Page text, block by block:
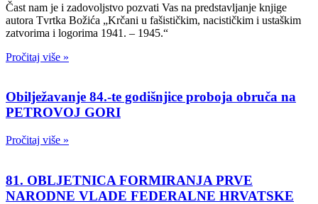
Čast nam je i zadovoljstvo pozvati Vas na predstavljanje knjige
autora Tvrtka Božića „Krčani u fašističkim, nacističkim i ustaškim
zatvorima i logorima 1941. – 1945.“
Pročitaj više »
Obilježavanje 84.-te godišnjice proboja obruča na
PETROVOJ GORI
Pročitaj više »
81. OBLJETNICA FORMIRANJA PRVE
NARODNE VLADE FEDERALNE HRVATSKE